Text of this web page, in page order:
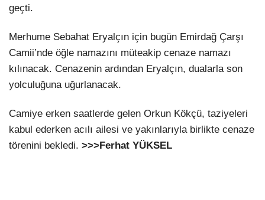
geçti.
Merhume Sebahat Eryalçın için bugün Emirdağ Çarşı
Camii’nde öğle namazını müteakip cenaze namazı
kılınacak. Cenazenin ardından Eryalçın, dualarla son
yolculuğuna uğurlanacak.
Camiye erken saatlerde gelen Orkun Kökçü, taziyeleri
kabul ederken acılı ailesi ve yakınlarıyla birlikte cenaze
törenini bekledi. >>>Ferhat YÜKSEL